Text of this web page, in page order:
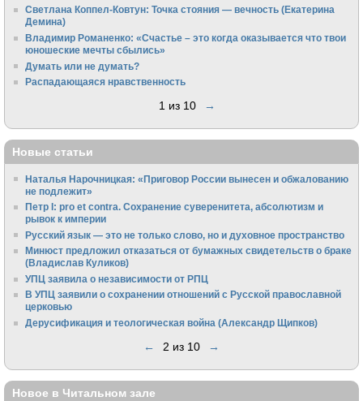
Светлана Коппел-Ковтун: Точка стояния — вечность (Екатерина
Демина)
Владимир Романенко: «Счастье – это когда оказывается что твои
юношеские мечты сбылись»
Думать или не думать?
Распадающаяся нравственность
1 из 10 →
Новые статьи
Наталья Нарочницкая: «Приговор России вынесен и обжалованию
не подлежит»
Петр I: pro et contra. Сохранение суверенитета, абсолютизм и
рывок к империи
Русский язык — это не только слово, но и духовное пространство
Минюст предложил отказаться от бумажных свидетельств о браке
(Владислав Куликов)
УПЦ заявила о независимости от РПЦ
В УПЦ заявили о сохранении отношений с Русской православной
церковью
Дерусификация и теологическая война (Александр Щипков)
← 2 из 10 →
Новое в Читальном зале